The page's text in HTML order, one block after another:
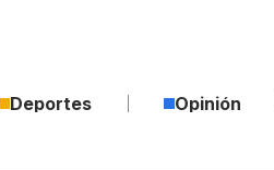
Deportes Opinión